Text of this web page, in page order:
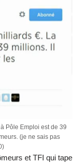
Pôle Emploi est de 39
(je ne sais pas
et TFI qui tape